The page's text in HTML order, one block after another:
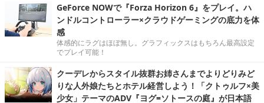
GeForce NOWで『Forza Horizon 6』をプレイ。ハ
ンドルコントローラー×クラウドゲーミングの底力を体
感
体感的にラグはほぼ無し。グラフィックスはもちろん最高設定
でプレイ可能！
クーデレからスタイル抜群お姉さんまでよりどりみど
りな人外娘たちとホテル経営しよう！「クトゥルフ×美
少女」テーマのADV『ヨグ=ソトースの庭』が日本語